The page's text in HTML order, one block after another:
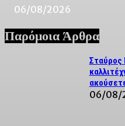
06/08/2026
Παρόμοια Άρθρα
Σταύρος
06/08/